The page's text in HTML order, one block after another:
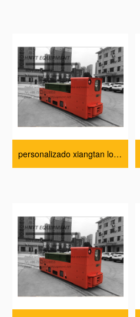
personalizado xiangtan locomotoras parámetros técnicos